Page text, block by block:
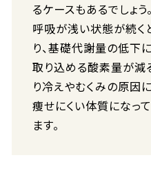
るケースもあるでしょう。
呼吸が浅い状態が続く
り、基礎代謝量の低下
取り込める酸素量が減
り冷えやむくみの原因
痩せにくい体質になっ
ます。